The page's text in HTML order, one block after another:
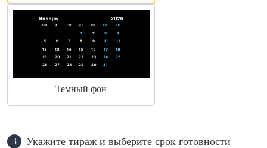
Темный фон
3 Укажите тираж и выберите срок готовности